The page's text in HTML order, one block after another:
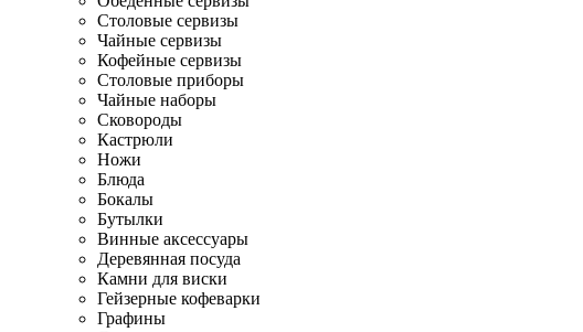
Столовые сервизы
Чайные сервизы
Кофейные сервизы
Столовые приборы
Чайные наборы
Сковороды
Кастрюли
Ножи
Блюда
Бокалы
Бутылки
Винные аксессуары
Деревянная посуда
Камни для виски
Гейзерные кофеварки
Графины